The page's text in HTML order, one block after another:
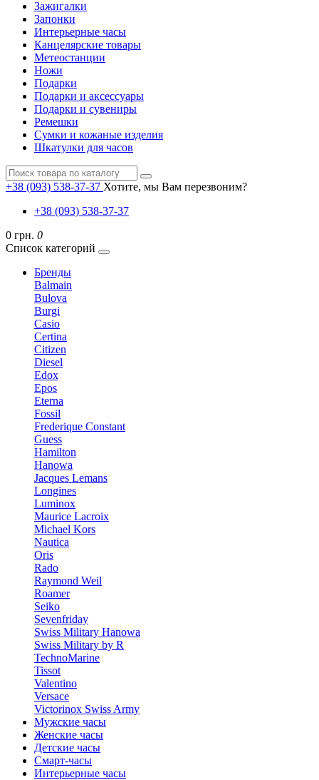
Зажигалки
Запонки
Интерьерные часы
Канцелярские товары
Метеостанции
Ножи
Подарки
Подарки и аксессуары
Подарки и сувениры
Ремешки
Сумки и кожаные изделия
Шкатулки для часов
+38 (093) 538-37-37 Хотите, мы Вам перезвоним?
+38 (093) 538-37-37
0 грн. 0
Список категорий
Бренды
Balmain
Bulova
Burgi
Casio
Certina
Citizen
Diesel
Edox
Epos
Eterna
Fossil
Frederique Constant
Guess
Hamilton
Hanowa
Jacques Lemans
Longines
Luminox
Maurice Lacroix
Michael Kors
Nautica
Oris
Rado
Raymond Weil
Roamer
Seiko
Sevenfriday
Swiss Military Hanowa
Swiss Military by R
TechnoMarine
Tissot
Valentino
Versace
Victorinox Swiss Army
Мужские часы
Женские часы
Детские часы
Смарт-часы
Интерьерные часы